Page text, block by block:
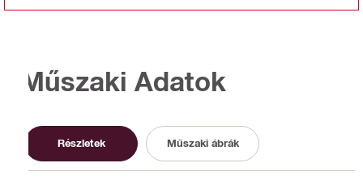
Műszaki Adatok
Részletek Műszaki ábrák